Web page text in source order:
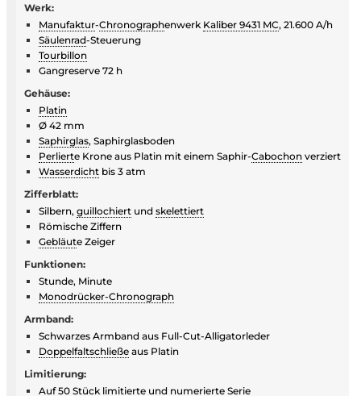
Werk:
Manufaktur-Chronographenwerk Kaliber 9431 MC, 21.600 A/h
Säulenrad-Steuerung
Tourbillon
Gangreserve 72 h
Gehäuse:
Platin
Ø 42 mm
Saphirglas, Saphirglasboden
Perlierte Krone aus Platin mit einem Saphir-Cabochon verziert
Wasserdicht bis 3 atm
Zifferblatt:
Silbern, guillochiert und skelettiert
Römische Ziffern
Gebläute Zeiger
Funktionen:
Stunde, Minute
Monodrücker-Chronograph
Armband:
Schwarzes Armband aus Full-Cut-Alligatorleder
Doppelfaltschließe aus Platin
Limitierung:
Auf 50 Stück limitierte und numerierte Serie